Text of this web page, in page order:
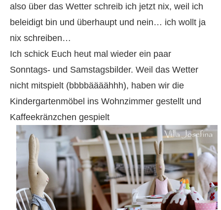
also über das Wetter schreib ich jetzt nix, weil ich
beleidigt bin und überhaupt und nein… ich wollt ja
nix schreiben…
Ich schick Euch heut mal wieder ein paar
Sonntags- und Samstagsbilder. Weil das Wetter
nicht mitspielt (bbbbäääähhh), haben wir die
Kindergartenmöbel ins Wohnzimmer gestellt und
Kaffeekränzchen gespielt